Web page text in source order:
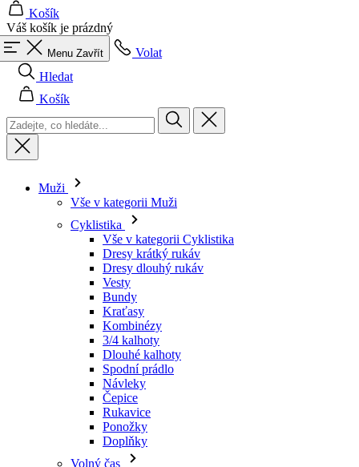
Hledat
Košík
Muži
Vše v kategorii Muži
Dresy dlouhý rukáv
Vesty
Bundy
Kraťasy
Kombinézy
3/4 kalhoty
Dlouhé kalhoty
Spodní prádlo
Návleky
Čepice
Rukavice
Ponožky
Doplňky
Volný čas
Vše v kategorii Volný čas
Trička
Mikiny
Čepice